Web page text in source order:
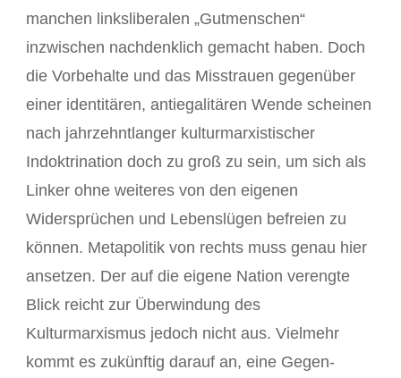
manchen linksliberalen „Gutmenschen“
inzwischen nachdenklich gemacht haben. Doch
die Vorbehalte und das Misstrauen gegenüber
einer identitären, antiegalitären Wende scheinen
nach jahrzehntlanger kulturmarxistischer
Indoktrination doch zu groß zu sein, um sich als
Linker ohne weiteres von den eigenen
Widersprüchen und Lebenslügen befreien zu
können. Metapolitik von rechts muss genau hier
ansetzen. Der auf die eigene Nation verengte
Blick reicht zur Überwindung des
Kulturmarxismus jedoch nicht aus. Vielmehr
kommt es zukünftig darauf an, eine Gegen-